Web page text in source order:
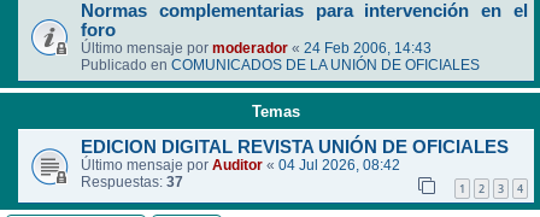
Normas complementarias para intervención en el
foro
Último mensaje por moderador « 24 Feb 2006, 14:43
Publicado en COMUNICADOS DE LA UNIÓN DE OFICIALES
Temas
EDICION DIGITAL REVISTA UNIÓN DE OFICIALES
Último mensaje por Auditor « 04 Jul 2026, 08:42
Respuestas: 37 1 2 3 4